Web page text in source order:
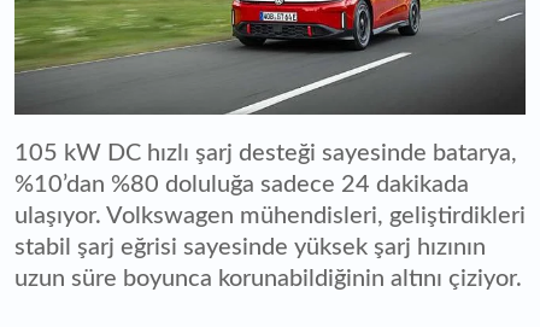
105 kW DC hızlı şarj desteği sayesinde batarya,
%10’dan %80 doluluğa sadece 24 dakikada
ulaşıyor. Volkswagen mühendisleri, geliştirdikleri
stabil şarj eğrisi sayesinde yüksek şarj hızının
uzun süre boyunca korunabildiğinin altını çiziyor.